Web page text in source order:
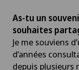
As-tu un
souhaites
Je me souviens
d’années
depuis plusieurs